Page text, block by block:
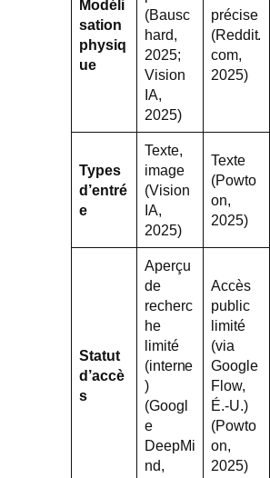
Modéli
sation
physiq
ue
(Bausc
hard,
2025;
Vision
IA,
2025)
précise
(Reddit.
com,
2025)
Types
d’entré
e
Texte,
image
(Vision
IA,
2025)
Texte
(Powto
on,
2025)
Statut
d’accè
s
Aperçu
de
recherc
he
limité
(interne
)
(Googl
e
DeepMi
nd,
Accès
public
limité
(via
Google
Flow,
É.-U.)
(Powto
on,
2025)